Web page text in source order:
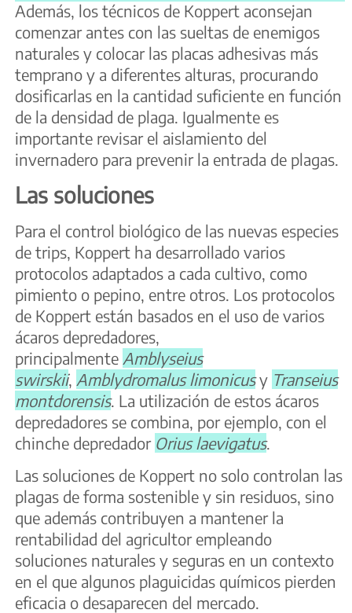
Además, los técnicos de Koppert aconsejan
comenzar antes con las sueltas de enemigos
naturales y colocar las placas adhesivas más
temprano y a diferentes alturas, procurando
dosificarlas en la cantidad suficiente en función
de la densidad de plaga. Igualmente es
importante revisar el aislamiento del
invernadero para prevenir la entrada de plagas.
Las soluciones
Para el control biológico de las nuevas especies
de trips, Koppert ha desarrollado varios
protocolos adaptados a cada cultivo, como
pimiento o pepino, entre otros. Los protocolos
de Koppert están basados en el uso de varios
ácaros depredadores,
principalmente Amblyseius
swirskii, Amblydromalus limonicusy Transeius
montdorensis. La utilización de estos ácaros
depredadores se combina, por ejemplo, con el
chinche depredador Orius laevigatus.
Las soluciones de Koppert no solo controlan las
plagas de forma sostenible y sin residuos, sino
que además contribuyen a mantener la
rentabilidad del agricultor empleando
soluciones naturales y seguras en un contexto
en el que algunos plaguicidas químicos pierden
eficacia o desaparecen del mercado.